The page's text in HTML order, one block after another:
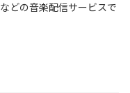
などの音楽配信サービスで